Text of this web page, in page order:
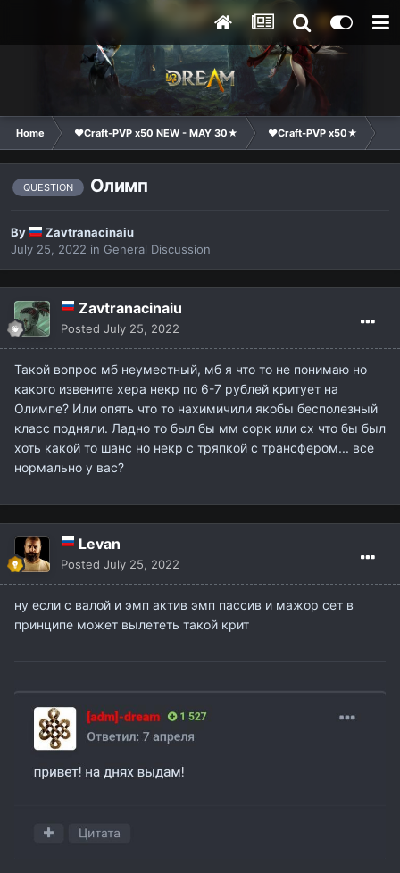
Home ❤Craft-PVP x50 NEW - MAY 30★ ❤Craft-PVP x50★
QUESTION Олимп
By
Zavtranacinaiu
July 25, 2022 in General Discussion
Zavtranacinaiu
Posted July 25, 2022
Такой вопрос мб неуместный, мб я что то не понимаю но
какого извените хера некр по 6-7 рублей критует на
Олимпе? Или опять что то нахимичили якобы бесполезный
класс подняли. Ладно то был бы мм сорк или сх что бы был
хоть какой то шанс но некр с тряпкой с трансфером... все
нормально у вас?
Levan
Posted July 25, 2022
ну если с валой и эмп актив эмп пассив и мажор сет в
принципе может вылететь такой крит